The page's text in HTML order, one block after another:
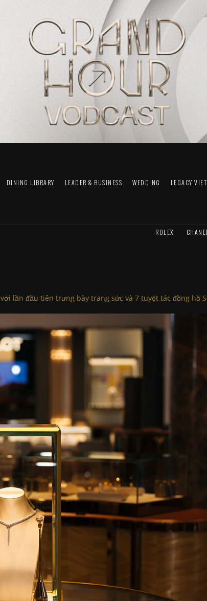
DINING LIBRARY LEADER & BUSINESS WEDDING LEGACY
ROLEX CHANEL
lần đầu tiên trưng bày trang sức và 7 tuyệt tác đồng hồ